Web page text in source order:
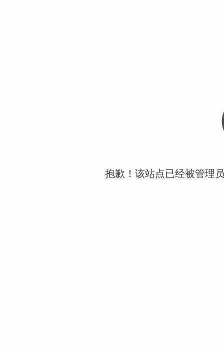
抱歉！该站点已经被管理